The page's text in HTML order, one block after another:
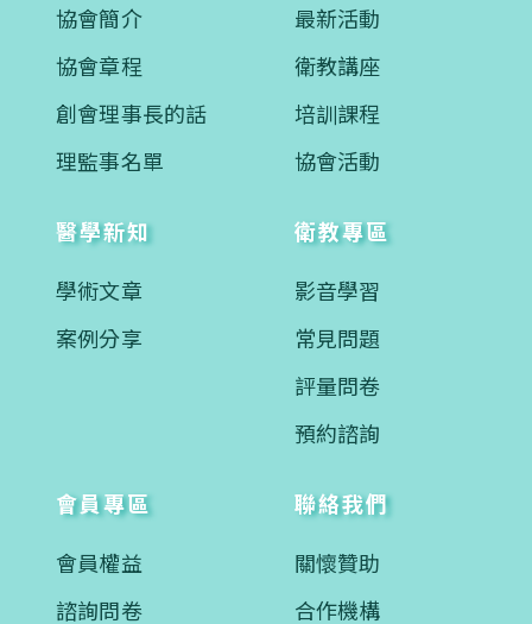
協會簡介
協會章程
創會理事長的話
理監事名單
最新活動
衛教講座
培訓課程
協會活動
醫學新知
學術文章
案例分享
衛教專區
影音學習
常見問題
評量問卷
預約諮詢
會員專區
會員權益
諮詢問卷
聯絡我們
關懷贊助
合作機構